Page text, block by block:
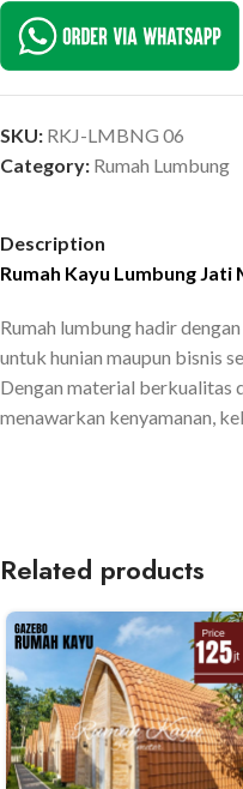
SKU: RKJ-LMBNG 06
Category: Rumah Lumbung
Description
Rumah Kayu Lumbung
Rumah lumbung hadir
untuk hunian maupun bisnis
Dengan material berkualitas
menawarkan kenyamanan,
Related products